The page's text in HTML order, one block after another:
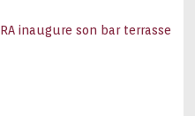
inaugure son bar terrasse